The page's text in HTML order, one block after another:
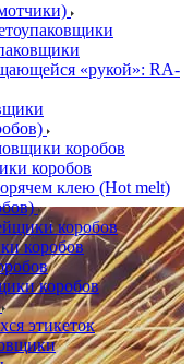
«рукой»: RA-
коробов
коробов
клею (Hot melt)
коробов
коробов
коробов
этикеток